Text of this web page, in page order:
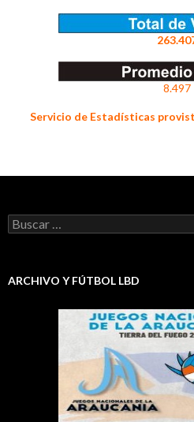
8.497
Servicio de Estadísticas
Buscar:
ARCHIVO Y FÚTBOL LBD